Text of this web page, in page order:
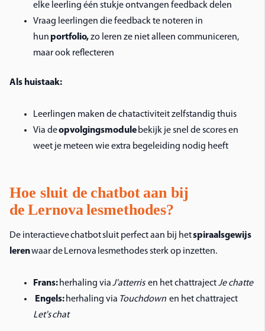
elke leerling één stukje ontvangen feedback delen
Vraag leerlingen die feedback te noteren in
hun portfolio,zo leren ze niet alleen communiceren,
maar ook reflecteren
Als huistaak:
Leerlingen maken de chatactiviteit zelfstandig thuis
Via deopvolgingsmodule bekijk je snel de scores en
weet je meteen wie extra begeleiding nodig heeft
Hoe sluit de chatbot aan bij
de Lernova lesmethodes?
De interactieve chatbot sluit perfect aan bij hetspiraalsgewijs
lerenwaar de Lernova lesmethodes sterk op inzetten.
Frans:herhaling viaJ'atterrisen het chattrajectJe chatte
Engels:herhaling via Touchdown en het chattraject
Let's chat